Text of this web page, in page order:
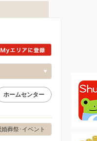
ホームセンター
婚葬祭･イベント